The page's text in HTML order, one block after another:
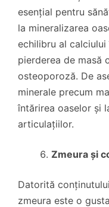
esențial pentru
la mineralizarea
echilibru al
pierderea de masă
osteoporoză. De
minerale precum
întărirea oaselor și
articulațiilor.
Zmeura și
Datorită
zmeura este o